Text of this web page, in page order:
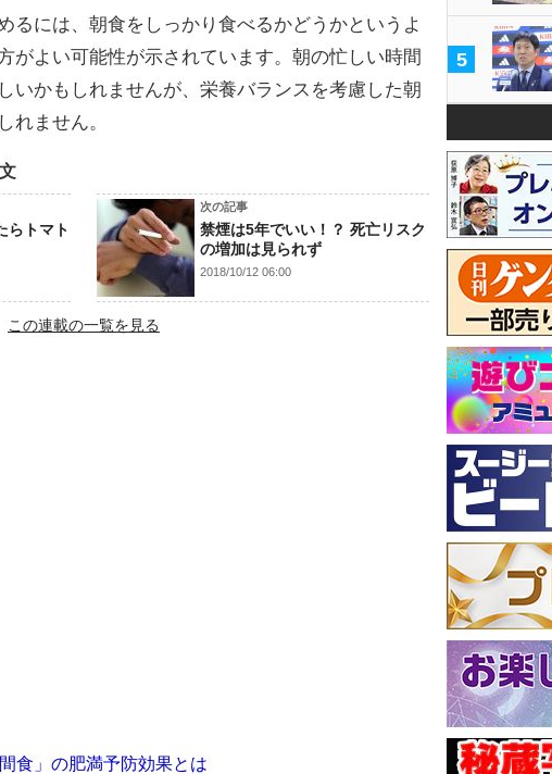
には、朝食をしっかり食べるかどうかというよ
がよい可能性が示されています。朝の忙しい時間
いかもしれませんが、栄養バランスを考慮した朝
れません。
らトマト
次の記事
禁煙は5年でいい！？ 死亡リスク
の増加は見られず
2018/10/12 06:00
この連載の一覧を見る
食」の肥満予防効果とは
5